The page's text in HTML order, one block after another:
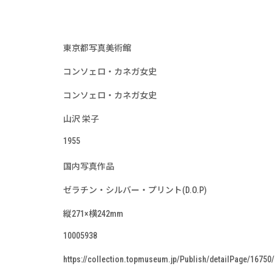
東京都写真美術館
コンソェロ・カネガ女史
コンソェロ・カネガ女史
山沢 栄子
1955
国内写真作品
ゼラチン・シルバー・プリント(D.O.P)
縦271×横242mm
10005938
https://collection.topmuseum.jp/Publish/detailPage/16750/